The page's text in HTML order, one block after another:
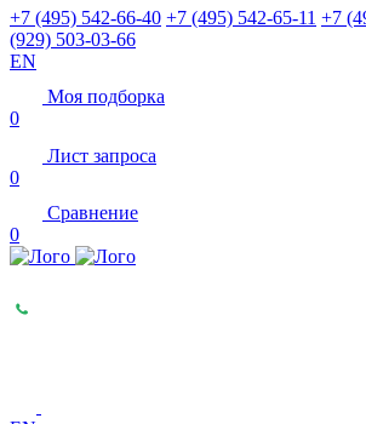
+7 (495) 542-66-40 +7 (495) 542-65-11 +7
(929) 503-03-66
EN
Моя подборка
0
Лист запроса
0
Сравнение
0